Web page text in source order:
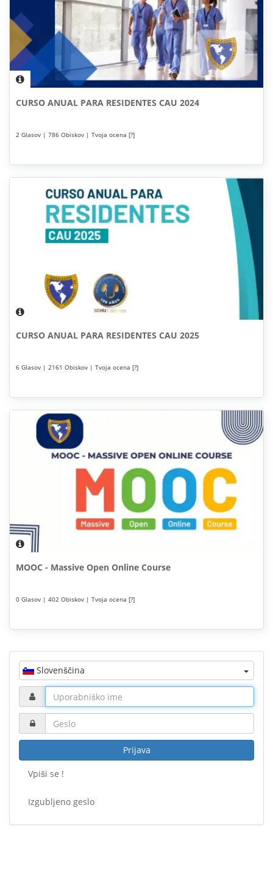
CURSO ANUAL PARA RESIDENTES CAU 2024
2 Glasov | 786 Obiskov | Tvoja ocena [?]
CURSO ANUAL PARA RESIDENTES CAU 2025
6 Glasov | 2161 Obiskov | Tvoja ocena [?]
MOOC - Massive Open Online Course
0 Glasov | 402 Obiskov | Tvoja ocena [?]
Slovenščina
Prijava
Vpiši se !
Izgubljeno geslo